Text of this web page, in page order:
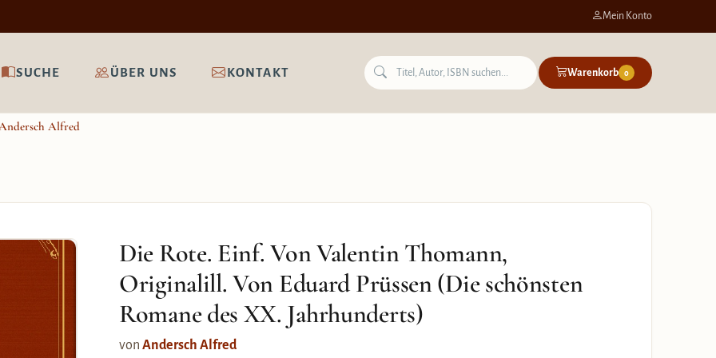
Mein Konto
SUCHE ÜBER UNS KONTAKT Warenkorb 0
Alfred
Die Rote. Einf. Von Valentin Thomann,
Originalill. Von Eduard Prüssen (Die schönsten
Romane des XX. Jahrhunderts)
von Andersch Alfred